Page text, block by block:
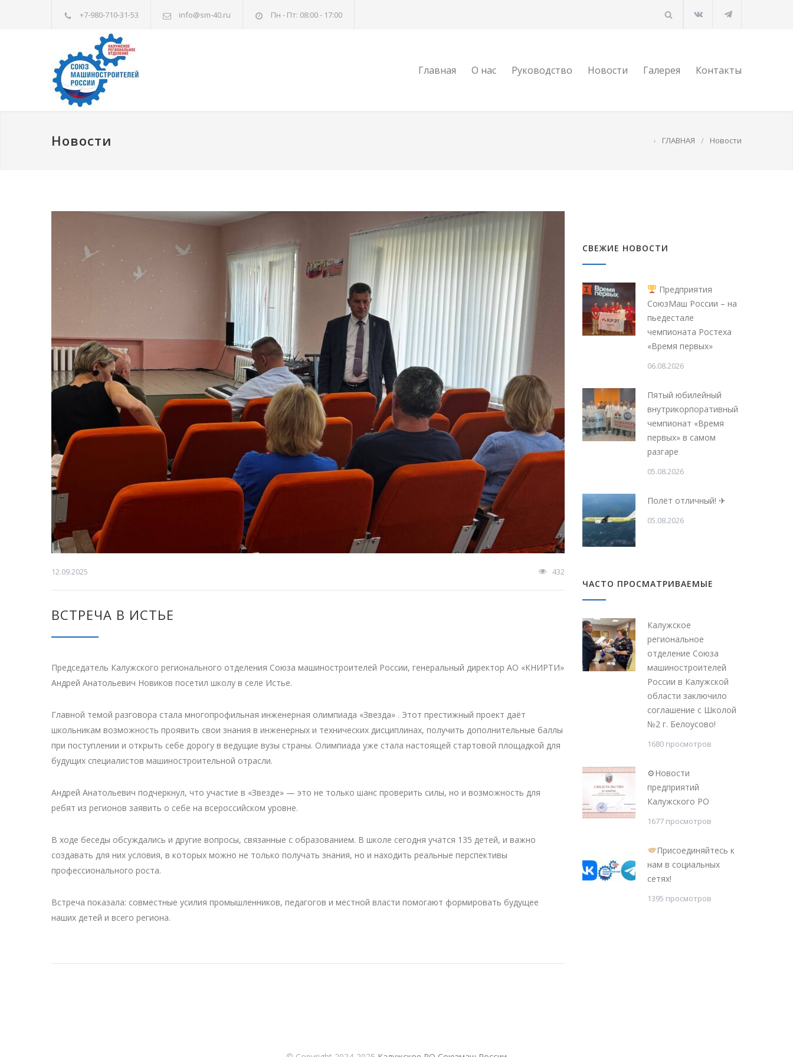
+7-980-710-31-53 info@sm-40.ru Пн - Пт: 08:00 - 17:00
Главная О нас Руководство Новости Галерея Контакты
Новости › ГЛАВНАЯ / Новости
12.09.2025 432
ВСТРЕЧА В ИСТЬЕ
Председатель Калужского регионального отделения Союза машиностроителей России, генеральный директор АО «КНИРТИ»
Андрей Анатольевич Новиков посетил школу в селе Истье.
Главной темой разговора стала многопрофильная инженерная олимпиада «Звезда» . Этот престижный проект даёт
школьникам возможность проявить свои знания в инженерных и технических дисциплинах, получить дополнительные баллы
при поступлении и открыть себе дорогу в ведущие вузы страны. Олимпиада уже стала настоящей стартовой площадкой для
будущих специалистов машиностроительной отрасли.
Андрей Анатольевич подчеркнул, что участие в «Звезде» — это не только шанс проверить силы, но и возможность для
ребят из регионов заявить о себе на всероссийском уровне.
В ходе беседы обсуждались и другие вопросы, связанные с образованием. В школе сегодня учатся 135 детей, и важно
создавать для них условия, в которых можно не только получать знания, но и находить реальные перспективы
профессионального роста.
Встреча показала: совместные усилия промышленников, педагогов и местной власти помогают формировать будущее
наших детей и всего региона.
СВЕЖИЕ НОВОСТИ
Предприятия
СоюзМаш России – на
пьедестале
чемпионата Ростеха
«Время первых»
06.08.2026
Пятый юбилейный
внутрикорпоративный
чемпионат «Время
первых» в самом
разгаре
05.08.2026
Полёт отличный! ✈
05.08.2026
ЧАСТО ПРОСМАТРИВАЕМЫЕ
Калужское
региональное
отделение Союза
машиностроителей
России в Калужской
области заключило
соглашение с Школой
№2 г. Белоусово!
1680 просмотров
⚙Новости
предприятий
Калужского РО
1677 просмотров
Присоединяйтесь к
нам в социальных
сетях!
1395 просмотров